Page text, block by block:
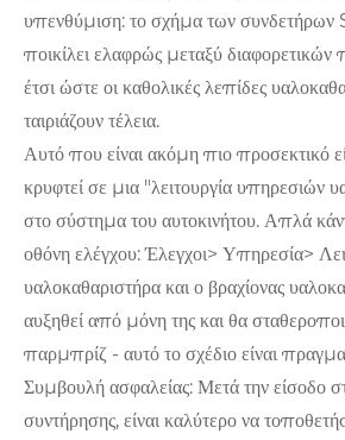
υπενθύμιση: το σχήμα των
ποικίλει ελαφρώς μεταξύ
έτσι ώστε οι καθολικές λεπίδες
ταιριάζουν τέλεια.
Αυτό που είναι ακόμη πιο προσεκτικό
κρυφτεί σε μια "λειτουργία υπηρεσιών
στο σύστημα του αυτοκινήτου. Απλά
οθόνη ελέγχου: Έλεγχοι> Υπηρεσία>
υαλοκαθαριστήρα και ο βραχίονας
αυξηθεί από μόνη της και θα
παρμπρίζ - αυτό το σχέδιο είναι
Συμβουλή ασφαλείας: Μετά την είσοδο
συντήρησης, είναι καλύτερο να